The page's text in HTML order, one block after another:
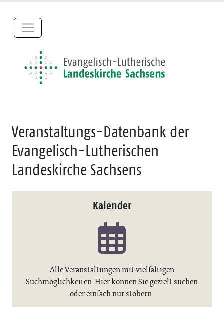
Veranstaltungs-Datenbank der
Evangelisch-Lutherischen
Landeskirche Sachsens
Kalender
Alle Veranstaltungen mit vielfältigen
Suchmöglichkeiten. Hier können Sie gezielt suchen
oder einfach nur stöbern.